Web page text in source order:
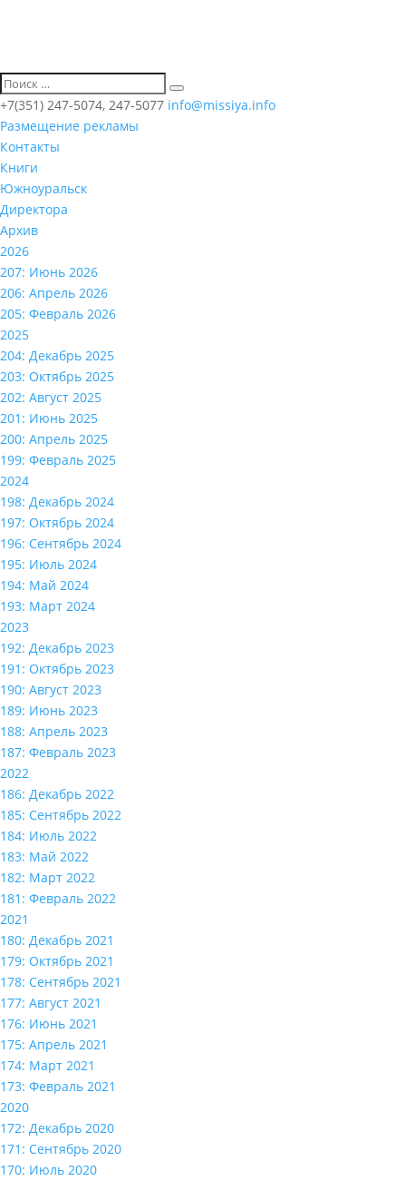
+7(351) 247-5074, 247-5077 info@missiya.info
Размещение рекламы
Контакты
Книги
Южноуральск
Директора
Архив
2026
207: Июнь 2026
206: Апрель 2026
205: Февраль 2026
2025
204: Декабрь 2025
203: Октябрь 2025
202: Август 2025
201: Июнь 2025
200: Апрель 2025
199: Февраль 2025
2024
198: Декабрь 2024
197: Октябрь 2024
196: Сентябрь 2024
195: Июль 2024
194: Май 2024
193: Март 2024
2023
192: Декабрь 2023
191: Октябрь 2023
190: Август 2023
189: Июнь 2023
188: Апрель 2023
187: Февраль 2023
2022
186: Декабрь 2022
185: Сентябрь 2022
184: Июль 2022
183: Май 2022
182: Март 2022
181: Февраль 2022
2021
180: Декабрь 2021
179: Октябрь 2021
178: Сентябрь 2021
177: Август 2021
176: Июнь 2021
175: Апрель 2021
174: Март 2021
173: Февраль 2021
2020
172: Декабрь 2020
171: Сентябрь 2020
170: Июль 2020